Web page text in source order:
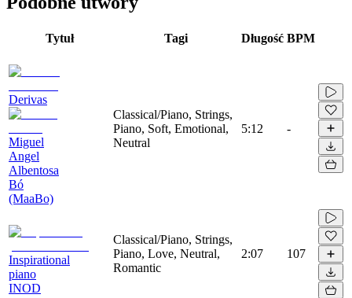
Tytuł Tagi Długość BPM
Derivas
Miguel
Angel
Albentosa
Bó
(MaaBo)
Classical/Piano, Strings,
Piano, Soft, Emotional,
Neutral
5:12 -
Inspirational
piano
INOD
Classical/Piano, Strings,
Piano, Love, Neutral,
Romantic
2:07 107